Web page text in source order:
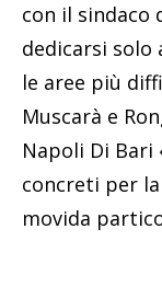
con il sindaco
dedicarsi solo
le aree più
Muscarà e
Napoli Di
concreti per
movida